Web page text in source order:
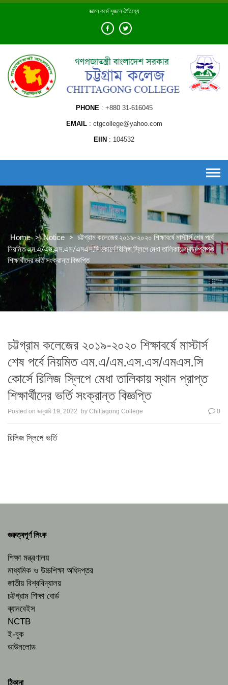
Skip
জ্ঞানে কর্মে সৃজনে ঐতিহ্যে
PHONE +880 31-616045
EMAIL ctgcollege@yahoo.com
EIIN 104532
Home > Notice > চট্টগ্রাম কলেজের ২০১৯-২০২০ শিক্ষাবর্ষে মাস্টার্স শেষ পর্বে
নিয়মিত এম.এ/এম.এস.এস/এমএস.সি কোর্সে রিলিজ স্লিপে মেধা তালিকায় স্থান প্রাপ্ত
শিক্ষার্থীদের ভর্তি সংক্রান্ত বিজ্ঞপ্তি
চট্টগ্রাম কলেজের ২০১৯-২০২০ শিক্ষাবর্ষে মাস্টার্স
শেষ পর্বে নিয়মিত এম.এ/এম.এস.এস/এমএস.সি
কোর্সে রিলিজ স্লিপে মেধা তালিকায় স্থান প্রাপ্ত
শিক্ষার্থীদের ভর্তি সংক্রান্ত বিজ্ঞপ্তি
Posted on জানুয়ারি 19, 2022 by Chittagong College 0
রিলিজ স্লিপে ভর্তি
গুরুত্বপূর্ণ লিংক
শিক্ষা মন্ত্রণালয়
মাধ্যমিক ও উচ্চশিক্ষা অধিদপ্তর
জাতীয় বিশ্ববিদ্যালয়
চট্টগ্রাম শিক্ষা বোর্ড
ব্যানবেইস
NCTB
ই-বুক
ডাউনলোড
ঠিকানা